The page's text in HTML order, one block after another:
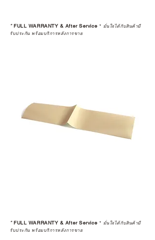
*FULL WARRANTY & After Service * มั่นใจได้กับสินค้ามี
รับประกัน พร้อมบริการหลังการขาย
*FULL WARRANTY & After Service * มั่นใจได้กับสินค้ามี
รับประกัน พร้อมบริการหลังการขาย